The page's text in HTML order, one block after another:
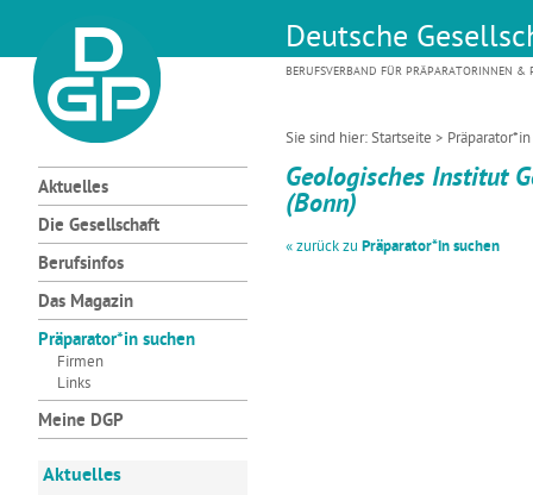
Deutsche
BERUFSVERBAND FÜR PRÄPARATORINNEN &
Sie sind hier:Startseite >
Aktuelles
Die Gesellschaft
Berufsinfos
Das Magazin
Präparator*in suchen
Firmen
Links
Meine DGP
Aktuelles
Geologisches Institut
(Bonn)
« zurück zu Präparator*in suchen